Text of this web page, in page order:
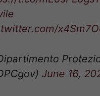
June 16,